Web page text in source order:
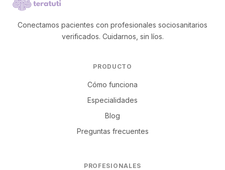
Conectamos pacientes con profesionales sociosanitarios
verificados. Cuidarnos, sin líos.
PRODUCTO
Cómo funciona
Especialidades
Blog
Preguntas frecuentes
PROFESIONALES